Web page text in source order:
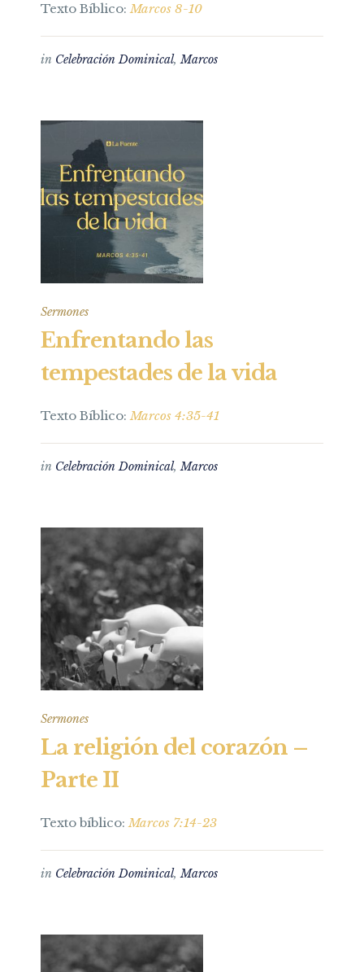
Texto Bíblico:Marcos 8-10
in Celebración Dominical,Marcos
Sermones
Enfrentando las
tempestades de la vida
Texto Bíblico:Marcos 4:35-41
in Celebración Dominical,Marcos
Sermones
La religión del corazón –
Parte II
Texto bíblico:Marcos 7:14-23
in Celebración Dominical,Marcos